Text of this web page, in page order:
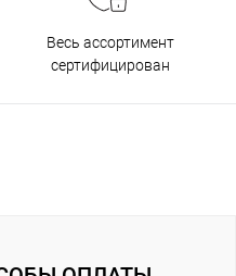
Весь ассортимент
сертифицирован